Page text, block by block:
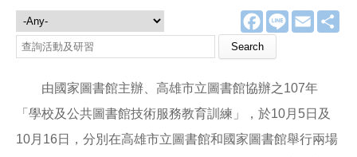
F
a
e
o
o
k
L
E
m
活動及研習
查詢活動及研習
由國家圖書館主辦、高雄市立圖書館協辦之107年
「學校及公共圖書館技術服務教育訓練」，於10月5日及
10月16日，分別在高雄市立圖書館和國家圖書館舉行兩場